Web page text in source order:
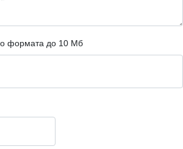
формата до 10 Мб